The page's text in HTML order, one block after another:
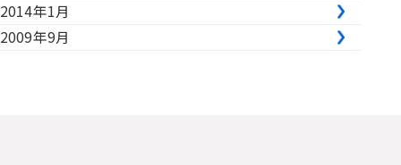
2014年1月
2009年9月